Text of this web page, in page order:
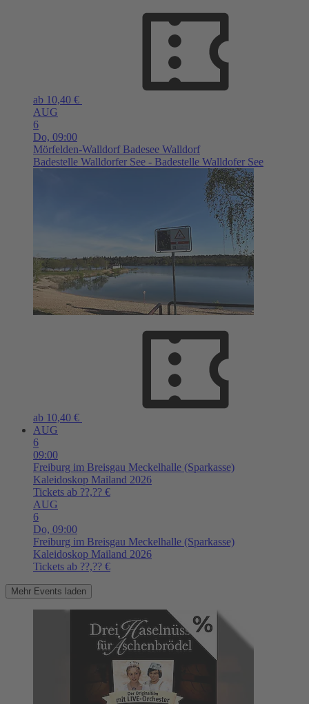
ab 10,40 €
AUG
6
Do, 09:00
Mörfelden-Walldorf Badesee Walldorf
Badestelle Walldorfer See - Badestelle Walldofer See
ab 10,40 €
AUG
6
09:00
Freiburg im Breisgau Meckelhalle (Sparkasse)
Kaleidoskop Mailand 2026
Tickets ab ??,?? €
AUG
6
Do, 09:00
Freiburg im Breisgau Meckelhalle (Sparkasse)
Kaleidoskop Mailand 2026
Tickets ab ??,?? €
Mehr Events laden